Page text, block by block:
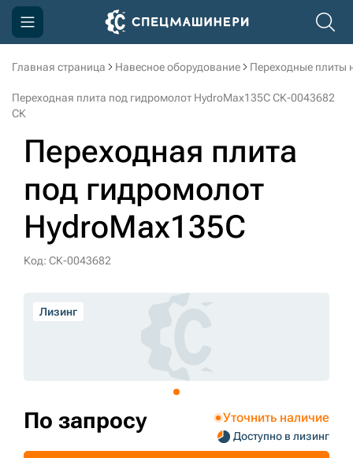
Главная страница Навесное оборудование Переходные плиты
Переходная плита под гидромолот HydroMax135C СК-0043682
СК
Переходная плита
под гидромолот
HydroMax135C
Код: СК-0043682
Лизинг
По запросу Уточнить наличие
Доступно в лизинг
Компания
Акции
Доставка и оплата
Контакты
3D тур по производству